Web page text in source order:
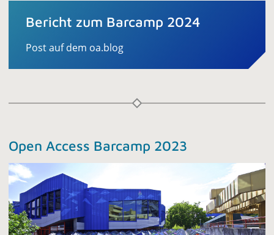
Bericht zum Barcamp 2024
Post auf dem oa.blog
Open Access Barcamp 2023